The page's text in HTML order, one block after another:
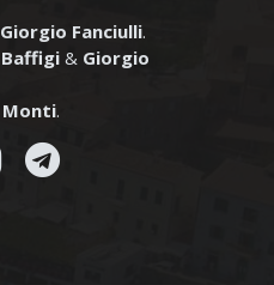
Giorgio Fanciulli.
& Giorgio
Monti.